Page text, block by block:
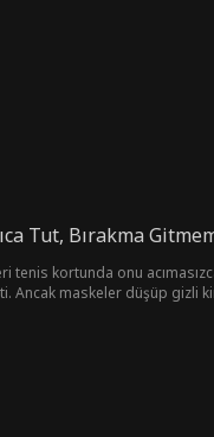
Tut, Bırakma
tenis kortunda onu
Ancak maskeler düşüp gizli